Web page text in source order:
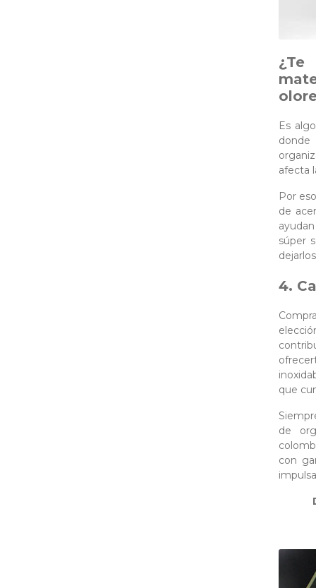
¿Te
Es
afecta
Por
de
súper
4.
que
de
con